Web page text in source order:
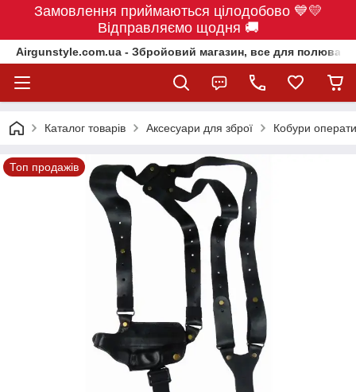
Замовлення приймаються цілодобово 💙💛
Відправляємо щодня 🚚
Airgunstyle.com.ua - Збройовий магазин, все для
Каталог товарів Аксесуари для зброї Кобури
Топ продажів